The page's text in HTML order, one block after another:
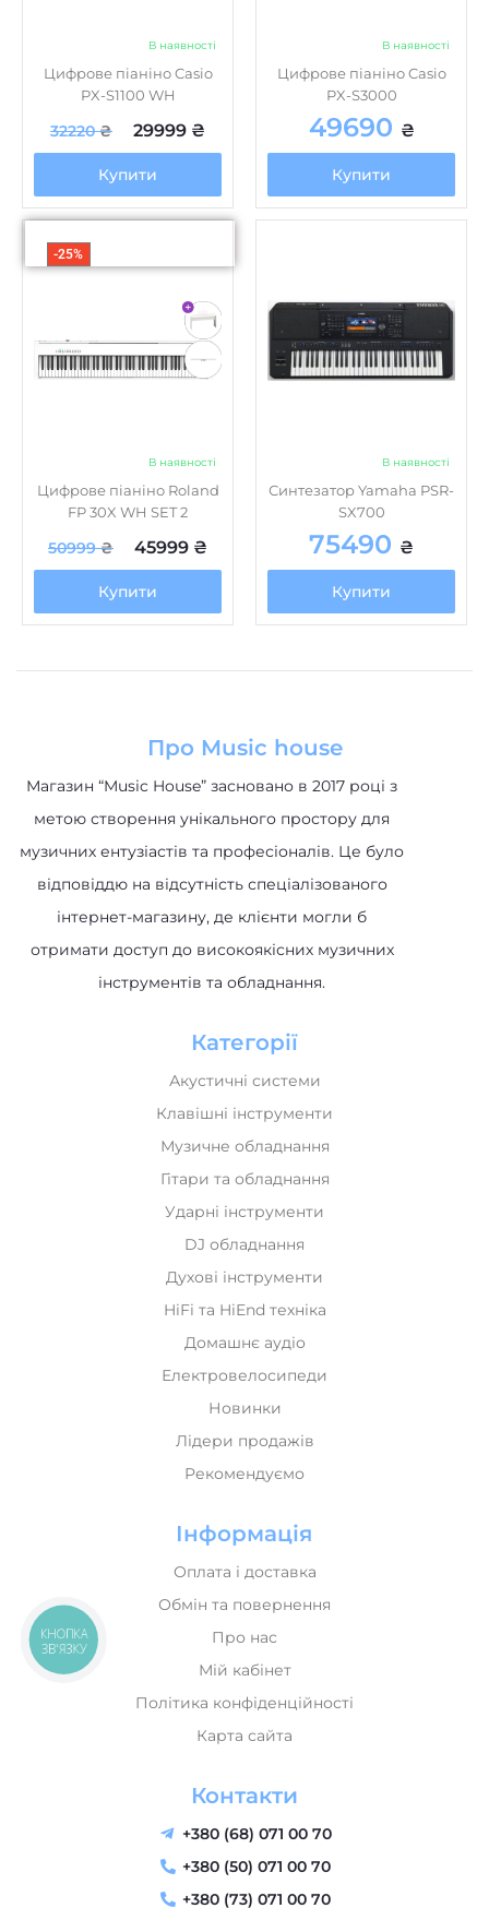
В наявності
Цифрове піаніно Casio
PX-S1100 WH
32220₴ 29999 ₴
Купити
В наявності
Цифрове піаніно Casio
PX-S3000
49690 ₴
Купити
-25%
В наявності
Цифрове піаніно Roland
FP 30X WH SET 2
50999₴ 45999 ₴
Купити
В наявності
Синтезатор Yamaha PSR-
SX700
75490 ₴
Купити
Про Music house
Магазин “Music House” засновано в 2017 році з
метою створення унікального простору для
музичних ентузіастів та професіоналів. Це було
відповіддю на відсутність спеціалізованого
інтернет-магазину, де клієнти могли б
отримати доступ до високоякісних музичних
інструментів та обладнання.
Категорії
Акустичні системи
Клавішні інструменти
Музичне обладнання
Гітари та обладнання
Ударні інструменти
DJ обладнання
Духові інструменти
HiFi та HiEnd техніка
Домашнє аудіо
Електровелосипеди
Новинки
Лідери продажів
Рекомендуємо
Інформація
Оплата і доставка
Обмін та повернення
Про нас
Мій кабінет
Політика конфіденційності
Карта сайта
Контакти
+380 (68) 071 00 70
+380 (50) 071 00 70
+380 (73) 071 00 70
КНОПКА
ЗВ'ЯЗКУ